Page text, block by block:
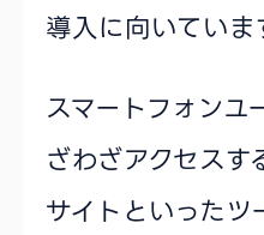
導入に向いていま
スマートフォンユ
ざわざアクセス
サイトといったツ